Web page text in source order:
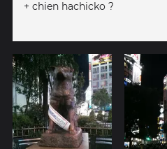
+ chien hachicko ?